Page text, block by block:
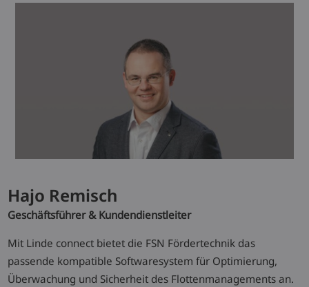
Hajo Remisch
Geschäftsführer & Kundendienstleiter
Mit Linde connect bietet die FSN Fördertechnik das
passende kompatible Softwaresystem für Optimierung,
Überwachung und Sicherheit des Flottenmanagements an.